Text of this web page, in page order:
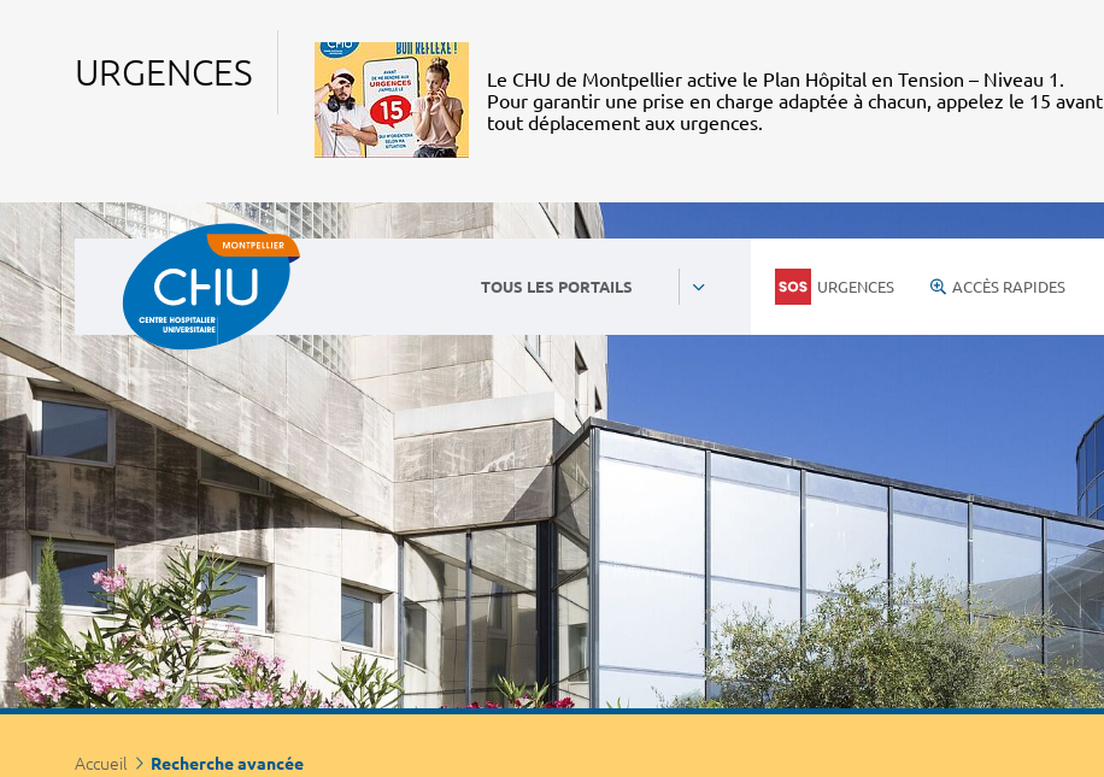
URGENCES
Le CHU de Montpellier active le Plan Hôpital en Tension – Niveau 1.
Pour garantir une prise en charge adaptée à chacun, appelez le 15 avant
tout déplacement aux urgences.
TOUS LES PORTAILS URGENCES ACCÈS RAPIDES
Accueil Recherche avancée